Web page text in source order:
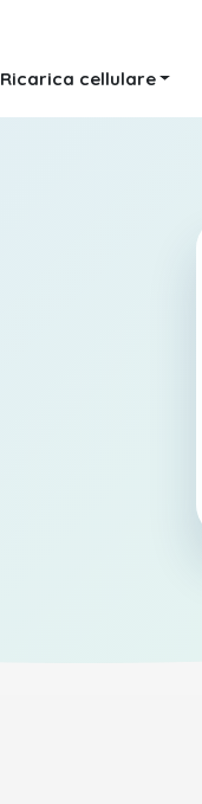
Ricarica cellulare